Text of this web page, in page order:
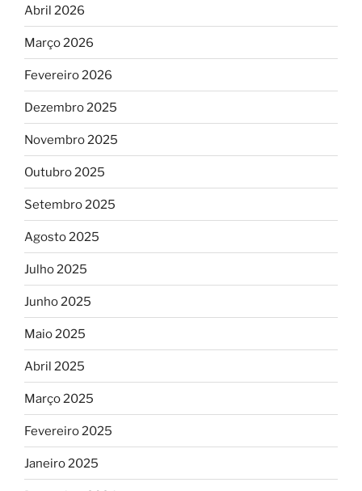
Abril 2026
Março 2026
Fevereiro 2026
Dezembro 2025
Novembro 2025
Outubro 2025
Setembro 2025
Agosto 2025
Julho 2025
Junho 2025
Maio 2025
Abril 2025
Março 2025
Fevereiro 2025
Janeiro 2025